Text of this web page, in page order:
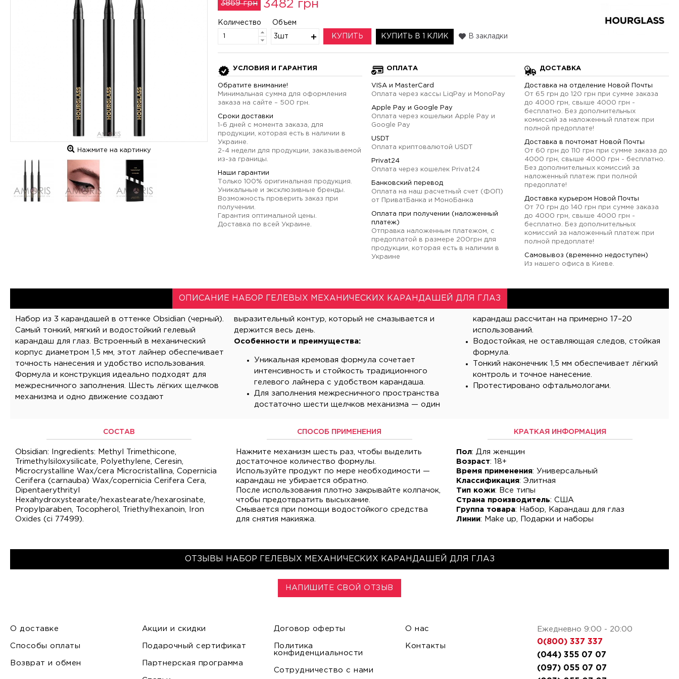
Нажмите на картинку
3869 грн 3482 грн
Количество Объем
3шт КУПИТЬ КУПИТЬ В 1 КЛИК В закладки
УСЛОВИЯ И ГАРАНТИЯ
Обратите внимание!
Минимальная сумма для оформления
заказа на сайте – 500 грн.
Сроки доставки
1-6 дней с момента заказа, для
продукции, которая есть в наличии в
Украине.
2-4 недели для продукции, заказываемой
из-за границы.
Наши гарантии
Только 100% оригинальная продукция.
Уникальные и эксклюзивные бренды.
Возможность проверить заказ при
получении.
Гарантия оптимальной цены.
Доставка по всей Украине.
ОПЛАТА
VISA и MasterCard
Оплата через кассы LiqPay и MonoPay
Apple Pay и Google Pay
Оплата через кошельки Apple Pay и
Google Pay
USDT
Оплата криптовалютой USDT
Privat24
Оплата через кошелек Privat24
Банковский перевод
Оплата на наш расчетный счет (ФОП)
от ПриватБанка и МоноБанка
Оплата при получении (наложенный
платеж)
Отправка наложенным платежом, с
предоплатой в размере 200грн для
продукции, которая есть в наличии в
Украине
ДОСТАВКА
Доставка на отделение Новой Почты
От 65 грн до 120 грн при сумме заказа
до 4000 грн, свыше 4000 грн -
бесплатно. Без дополнительных
комиссий за наложенный платеж при
полной предоплате!
Доставка в почтомат Новой Почты
От 60 грн до 110 грн при сумме заказа до
4000 грн, свыше 4000 грн - бесплатно.
Без дополнительных комиссий за
наложенный платеж при полной
предоплате!
Доставка курьером Новой Почты
От 70 грн до 140 грн при сумме заказа
до 4000 грн, свыше 4000 грн -
бесплатно. Без дополнительных
комиссий за наложенный платеж при
полной предоплате!
Самовывоз (временно недоступен)
Из нашего офиса в Киеве.
ОПИСАНИЕ НАБОР ГЕЛЕВЫХ МЕХАНИЧЕСКИХ КАРАНДАШЕЙ ДЛЯ ГЛАЗ
Набор из 3 карандашей в оттенке Obsidian (черный).
Самый тонкий, мягкий и водостойкий гелевый
карандаш для глаз. Встроенный в механический
корпус диаметром 1,5 мм, этот лайнер обеспечивает
точность нанесения и удобство использования.
Формула и конструкция идеально подходят для
межресничного заполнения. Шесть лёгких щелчков
механизма и одно движение создают
выразительный контур, который не смазывается и
держится весь день.
Особенности и преимущества:
Уникальная кремовая формула сочетает
интенсивность и стойкость традиционного
гелевого лайнера с удобством карандаша.
Для заполнения межресничного пространства
достаточно шести щелчков механизма — один
карандаш рассчитан на примерно 17–20
использований.
Водостойкая, не оставляющая следов, стойкая
формула.
Тонкий наконечник 1,5 мм обеспечивает лёгкий
контроль и точное нанесение.
Протестировано офтальмологами.
СОСТАВ
Obsidian: Ingredients: Methyl Trimethicone,
Trimethylsiloxysilicate, Polyethylene, Ceresin,
Microcrystalline Wax/cera Microcristallina, Copernicia
Cerifera (carnauba) Wax/copernicia Cerifera Cera,
Dipentaerythrityl
Hexahydroxystearate/hexastearate/hexarosinate,
Propylparaben, Tocopherol, Triethylhexanoin, Iron
Oxides (ci 77499).
СПОСОБ ПРИМЕНЕНИЯ
Нажмите механизм шесть раз, чтобы выделить
достаточное количество формулы.
Используйте продукт по мере необходимости —
карандаш не убирается обратно.
После использования плотно закрывайте колпачок,
чтобы предотвратить высыхание.
Смывается при помощи водостойкого средства
для снятия макияжа.
КРАТКАЯ ИНФОРМАЦИЯ
Пол: Для женщин
Возраст: 18+
Время применения: Универсальный
Классификация: Элитная
Тип кожи: Все типы
Страна производитель: США
Группа товара: Набор, Карандаш для глаз
Линии: Make up, Подарки и наборы
ОТЗЫВЫ НАБОР ГЕЛЕВЫХ МЕХАНИЧЕСКИХ КАРАНДАШЕЙ ДЛЯ ГЛАЗ
НАПИШИТЕ СВОЙ ОТЗЫВ
О доставке
Способы оплаты
Возврат и обмен
Акции и скидки
Подарочный сертификат
Партнерская программа
Договор оферты
Политика
конфиденциальности
Сотрудничество с нами
О нас
Контакты
Ежедневно 9:00 - 20:00
0(800) 337 337
(044) 355 07 07
(097) 055 07 07